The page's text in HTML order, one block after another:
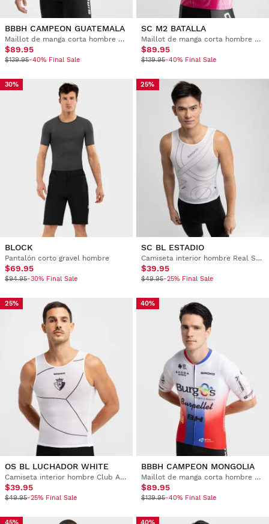
BBBH CAMPEON GUATEMALA
Maillot de manga corta hombre Burgos Burpellet BH x Siroko
$89.95
$139.95-40% Final Sale
SC M2 BATALLA
Maillot de manga corta hombre Real Sporting de Gijón x Siroko
$89.95
$139.95-40% Final Sale
30%
BLOCK
Pantalón corto gravel hombre
$69.95
$94.95-30% Final Sale
25%
SC BL ESTADIO
Camiseta interior hombre Real Sporting de Gijón x Siroko
$39.95
$49.95-25% Final Sale
25%
OS BL LUCHADOR WHITE
Camiseta interior hombre Club Atlético Osasuna x Siroko
$39.95
$49.95-25% Final Sale
40%
BBBH CAMPEON MONGOLIA
Maillot de manga corta hombre Burgos Burpellet BH x Siroko
$89.95
$139.95-40% Final Sale